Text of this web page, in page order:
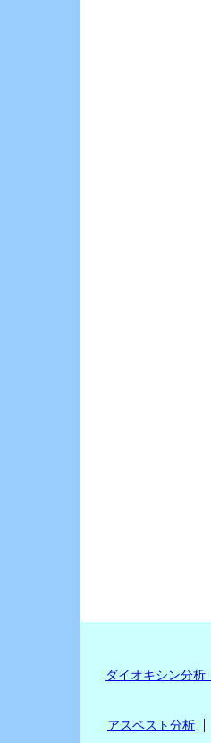
ダイオキシン分析
アスベスト分析